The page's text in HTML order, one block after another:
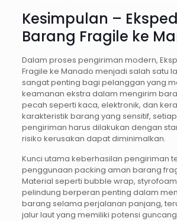
Kesimpulan –
Barang Fragile ke
Dalam proses pengiriman modern,
Fragile ke Manado menjadi salah satu
sangat penting bagi pelanggan yang
keamanan ekstra dalam mengirim
pecah seperti kaca, elektronik, dan
karakteristik barang yang sensitif,
pengiriman harus dilakukan dengan
risiko kerusakan dapat diminimalkan.
Kunci utama keberhasilan pengiriman
penggunaan packing aman barang
Material seperti bubble wrap,
pelindung berperan penting dalam
barang selama perjalanan panjang,
jalur laut yang memiliki potensi